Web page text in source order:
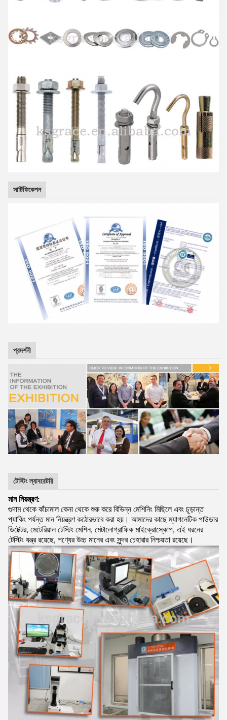
সার্টিফিকেশন
প্রদর্শনী
টেস্টিং ল্যাবরেটরি
মান নিয়ন্ত্রণ:
গুদাম থেকে কাঁচামাল কেনা থেকে শুরু করে বিভিন্ন মেশিনিং মিছিলে এবং চূড়ান্ত
প্যাকিং পর্যন্ত মান নিয়ন্ত্রণ কঠোরভাবে করা হয়। আমাদের কাছে ম্যাগনেটিক পাউডার
ডিটেক্টর, মেটেরিয়াল টেস্টিং মেশিন, মেটালোগ্রাফিক মাইক্রোস্কোপ, এই ধরনের
টেস্টিং যন্ত্র রয়েছে, পণ্যের উচ্চ মানের এবং সুন্দর চেহারার নিশ্চয়তা রয়েছে।